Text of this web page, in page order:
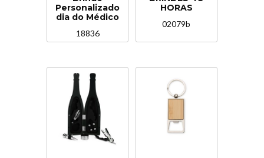
Personalizado
dia do Médico
18836
HORAS
02079b